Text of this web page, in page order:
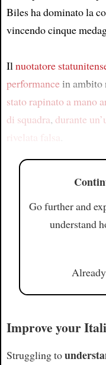
Biles ha dominato la
vincendo cinque
Ilnuotatore
performancein ambito
stato rapinato a mano
di squadra, durante
rivelata falsa
Go further and
understand
Already
Improve your
Struggling to